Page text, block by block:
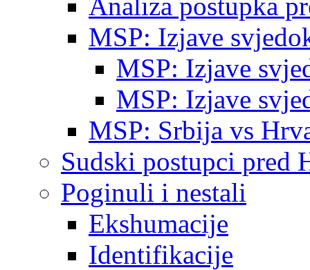
MSP: Izjave
MSP: Izjave
MSP: Izjave
MSP: Srbija vs
Sudski postupci pred
Poginuli i nestali
Ekshumacije
Identifikacije